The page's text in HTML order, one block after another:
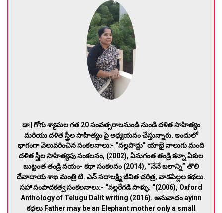
డా|| గోగు శ్యామల గత 20 సంవత్సరాలనుండి నుండి దళిత సాహిత్యం
మరియు దళిత స్త్రీల సాహిత్యం పై అధ్యయనం చేస్తున్నారు. ఇందులో
భాగంగా వెలువరించిన సంకలనాలు:- “నల్లపొద్దు” యాభై నాలుగు మంది
దళిత స్త్రీల సాహిత్యపు సంకలనం, (2002), ఏనుగంత తండ్రి కన్నా ఏకుల
బుట్టంత తండ్రి నయం- కథా సంకలనం (2014), “నేనే బలాన్ని” తొలి
దేవాదాయ శాఖ మంత్రి టి. ఎన్ సదాలక్ష్మి జీవిత చరిత్ర, వాడపిల్లల కథలు.
సహా సంపాదకత్వ సంకలనాలు:- “నల్లరేగడి సాళ్ళు. “(2006), Oxford
Anthology of Telugu Dalit writing (2016). అనువాదం ayinn
కధలు Father may be an Elephant mother only a small